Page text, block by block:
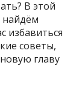
В этой
найдём
избавиться
советы,
главу